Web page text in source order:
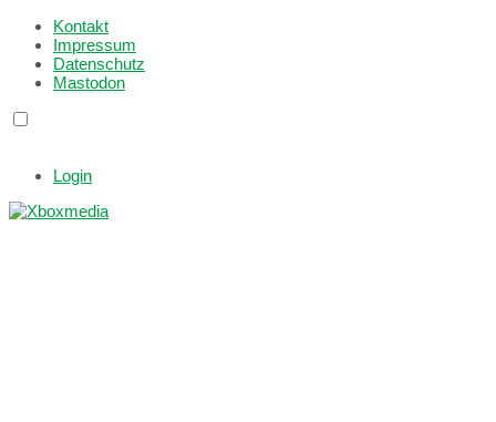
Kontakt
Impressum
Datenschutz
Mastodon
Login